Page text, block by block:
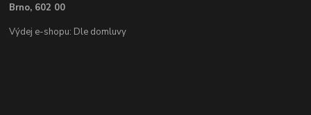
Brno, 602 00
Výdej e-shopu: Dle domluvy